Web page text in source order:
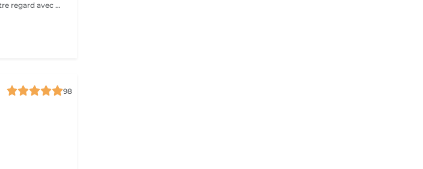
Service de Rehaussement de Cils Transformez votre regard avec notre service de rehaussement de cils, disponible avec ou sans teinture. Notre technique avancée inclut : - *Courbure Durable* : Nous sublimons vos cils naturels en leur apportant une courbure élégante et durable. - *Option avec Teinture* : Pour un effet encore plus spectaculaire, ajoutez de la couleur à vos cils, vous libérant ainsi de l'utilisation quotidienne de mascara. - *Hydratation Incluse* : Nos traitements incluent une hydratation profonde, garantissant des cils sains et forts. ### Entretien Pour maintenir l'effet souhaité et éviter d'endommager vos cils, nous recommandons de refaire le traitement toutes les 4 à 6 semaines. Ainsi, vous assurez un regard toujours éblouissant tout en préservant la santé de vos cils. Prenez rendez-vous dès aujourd'hui et sublimez la beauté naturelle de vos yeux !
98